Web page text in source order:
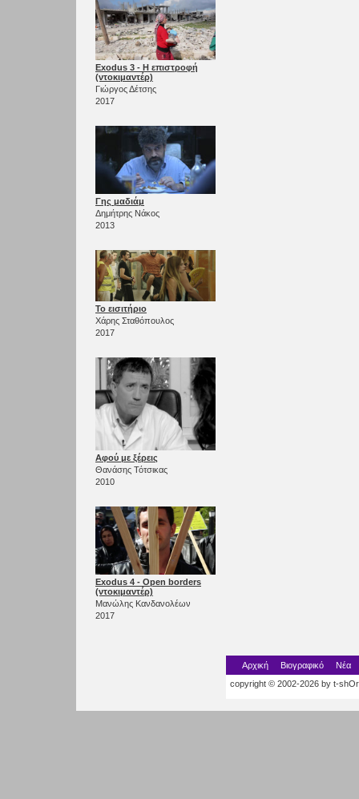
Exodus 3 - Η επιστροφή
(ντοκιμαντέρ)
Γιώργος Δέτσης
2017
Γης μαδιάμ
Δημήτρης Νάκος
2013
Το εισιτήριο
Χάρης Σταθόπουλος
2017
Αφού με ξέρεις
Θανάσης Τότσικας
2010
Exodus 4 - Open borders
(ντοκιμαντέρ)
Μανώλης Κανδανολέων
2017
Αρχική Βιογραφικό
Νέα
copyright © 2002-2026 by t-